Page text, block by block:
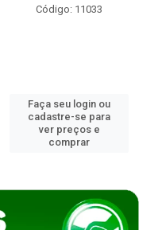
Código: 11033
Faça seu login ou
cadastre-se para
ver preços e
comprar